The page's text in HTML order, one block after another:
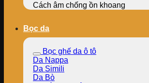
Cách âm chống ồn khoang
Bọc da
Bọc ghế da ô tô
Da Nappa
Da Simili
Da Bò